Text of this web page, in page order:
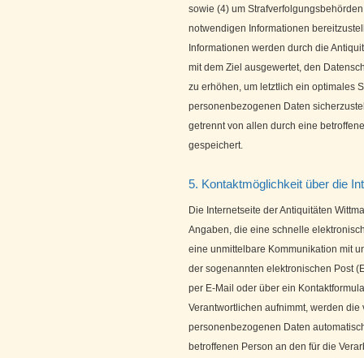
sowie (4) um
notwendigen Informationen
Informationen werden durch die
mit dem Ziel ausgewertet, den
zu erhöhen, um letztlich ein optimales
personenbezogenen Daten
getrennt von allen durch eine
gespeichert.
5. Kontaktmöglichkeit über die
Die Internetseite der Antiquitäten
Angaben, die eine schnelle
eine unmittelbare Kommunikation mit
der sogenannten elektronischen Post
per E-Mail oder über ein
Verantwortlichen aufnimmt, werden
personenbezogenen Daten
betroffenen Person an den für die